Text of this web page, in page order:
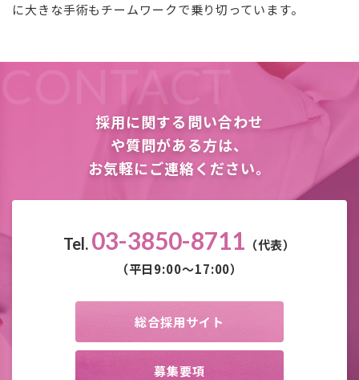
に大きな手術もチームワークで乗り切っています。
採用に関する問い合わせ
や質問がある方は、
お気軽にご連絡ください。
Tel. 03-3850-8711 （代表）
（平日9:00～17:00）
総合採用サイト
募集要項